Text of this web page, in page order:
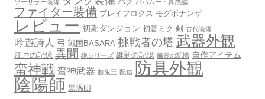
ソーサラー装備 バグ バハムート真成編
ファイター装備 ブレイフロクス モグボナンザ
レビュー 初期ダンジョン 初音ミク 剣 古代装備
吟遊詩人 弓 戦国BASARA 挑戦者の塔 武器外観
江戸の記憶 異聞 絶シリーズ 維新の記憶 織豊の記憶 自作アイテム
蛮神戦 蛮神武器 超鬼王 配信 防具外観
陰陽師 黒渦団